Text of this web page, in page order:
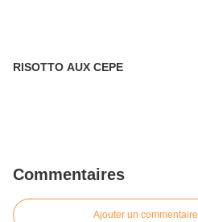
RISOTTO AUX CEPE
Commentaires
Ajouter un commentaire